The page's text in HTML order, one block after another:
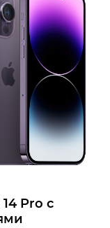
Pro с